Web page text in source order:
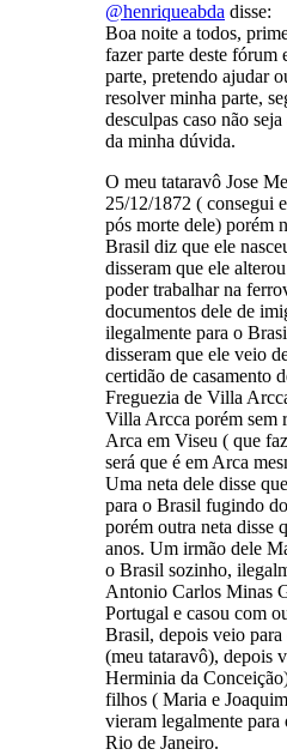
@henriqueabda disse:
Boa noite a todos,
fazer parte deste fórum
parte, pretendo ajudar
resolver minha parte,
desculpas caso não
da minha dúvida.
O meu tataravô Jose
25/12/1872 ( consegui
pós morte dele) porém
Brasil diz que ele
disseram que ele
poder trabalhar na
documentos dele de
ilegalmente para o
disseram que ele veio
certidão de casamento
Freguezia de Villa
Villa Arcca porém sem
Arca em Viseu ( que
será que é em Arca
Uma neta dele disse
para o Brasil fugindo
porém outra neta disse
anos. Um irmão dele
o Brasil sozinho,
Antonio Carlos Minas
Portugal e casou com
Brasil, depois veio
(meu tataravô), depois
Herminia da
filhos ( Maria e
vieram legalmente
Rio de Janeiro.